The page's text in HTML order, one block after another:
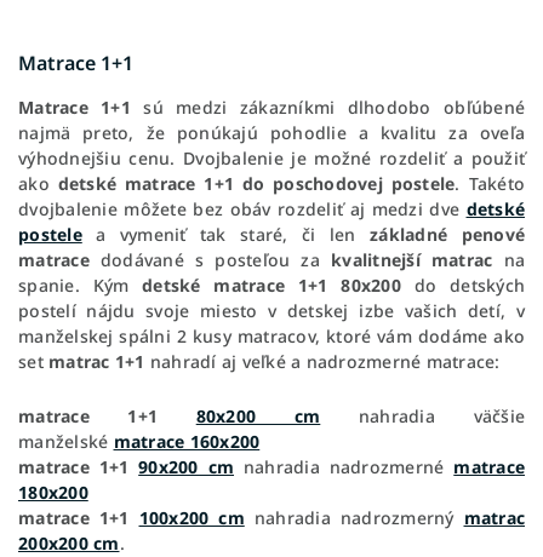
Matrace 1+1
Matrace 1+1 sú medzi zákazníkmi dlhodobo obľúbené
najmä preto, že ponúkajú pohodlie a kvalitu za oveľa
výhodnejšiu cenu. Dvojbalenie je možné rozdeliť a použiť
ako detské matrace 1+1 do poschodovej postele. Takéto
dvojbalenie môžete bez obáv rozdeliť aj medzi dve detské
postelea vymeniť tak staré, či lenzákladné penové
matracedodávané s posteľou za kvalitnejší matrac na
spanie. Kýmdetské matrace 1+1 80x200do detských
postelí nájdu svoje miesto v detskej izbe vašich detí, v
manželskej spálni 2 kusy matracov, ktoré vám dodáme ako
set matrac 1+1 nahradí aj veľké a nadrozmerné matrace:
matrace 1+1 80x200 cm nahradia väčšie
manželské matrace 160x200
matrace 1+190x200 cm nahradia nadrozmerné matrace
180x200
matrace 1+1 100x200 cm nahradia nadrozmerný matrac
200x200 cm.